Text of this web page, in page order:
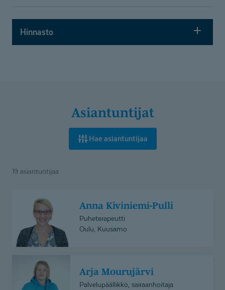
Hinnasto
Asiantuntijat
Hae asiantuntijaa
19 asiantuntijaa
Kiviniemi-
Anna Kiviniemi-Pulli
Puheterapeutti
Oulu, Kuusamo
Mourujärvi
Arja Mourujärvi
Palvelupäällikkö, sairaanhoitaja